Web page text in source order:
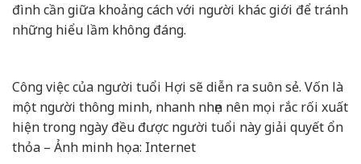
đình cần giữa khoảng cách với người khác giới để tránh
những hiểu lầm không đáng.
Công việc của người tuổi Hợi sẽ diễn ra suôn sẻ. Vốn là
một người thông minh, nhanh nhẹn nên mọi rắc rối xuất
hiện trong ngày đều được người tuổi này giải quyết ổn
thỏa – Ảnh minh họa: Internet